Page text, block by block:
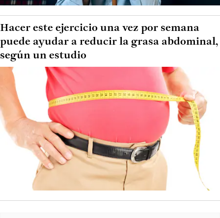
Hacer este ejercicio una vez por semana
puede ayudar a reducir la grasa abdominal,
según un estudio